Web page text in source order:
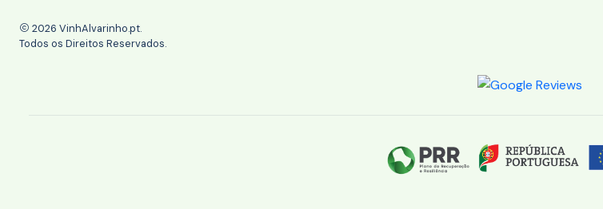
2026 VinhAlvarinho.pt.
Todos os Direitos Reservados.